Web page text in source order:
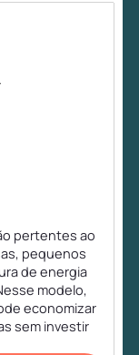
pertentes ao
pequenos
de energia
modelo,
economizar
sem investir